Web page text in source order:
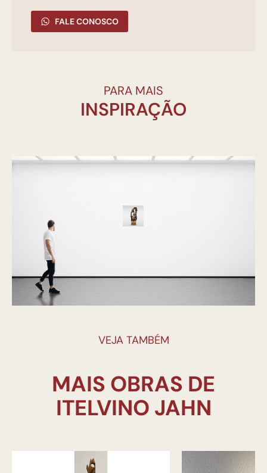
FALE CONOSCO
PARA MAIS
INSPIRAÇÃO
VEJA TAMBÉM
MAIS OBRAS DE